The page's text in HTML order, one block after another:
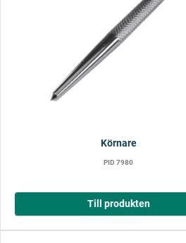
Körnare
PID 7980
Till produkten